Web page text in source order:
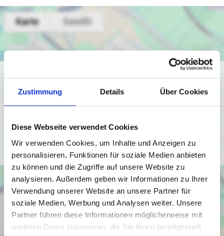
Zustimmung Details Über Cookies
Diese Webseite verwendet Cookies
Wir verwenden Cookies, um Inhalte und Anzeigen zu
personalisieren, Funktionen für soziale Medien anbieten
zu können und die Zugriffe auf unsere Website zu
analysieren. Außerdem geben wir Informationen zu Ihrer
Verwendung unserer Website an unsere Partner für
soziale Medien, Werbung und Analysen weiter. Unsere
Partner führen diese Informationen möglicherweise mit
weiteren Daten zusammen, die Sie ihnen bereitgestellt
Ich bin damit einverstanden, dass mir Karten von Google
angezeigt werden. Es gelten die
Ich bin einverstanden